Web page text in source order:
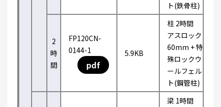
ト(鉄骨柱)
2
時
間
FP120CN-
0144-1
pdf
5.9KB
柱 2時間
アスロック
60mm + 特
殊ロックウ
ールフェル
ト(鋼管柱)
梁 1時間